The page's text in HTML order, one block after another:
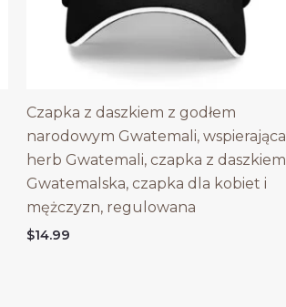
Czapka z daszkiem z godłem
narodowym Gwatemali, wspierająca
herb Gwatemali, czapka z daszkiem
Gwatemalska, czapka dla kobiet i
mężczyzn, regulowana
$14.99